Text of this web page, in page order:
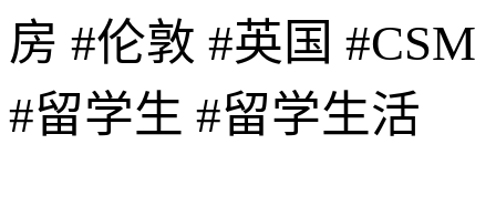
房 #伦敦 #英国 #CSM
#留学生 #留学生活